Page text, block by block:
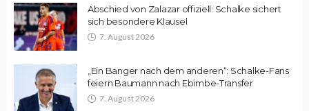
Abschied von Zalazar offiziell: Schalke sichert
sich besondere Klausel
7. August 2026
„Ein Banger nach dem anderen“: Schalke-Fans
feiern Baumann nach Ebimbe-Transfer
7. August 2026